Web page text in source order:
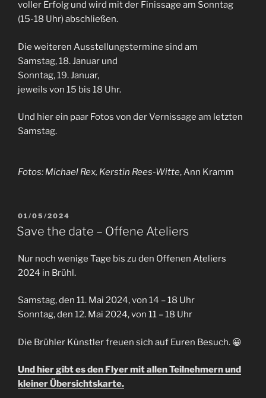
voller Erfolg und wird mit der Finissage am Sonntag
(15-18 Uhr) abschließen.
Die weiteren Ausstellungstermine sind am
Samstag, 18. Januar und
Sonntag, 19. Januar,
jeweils von 15 bis 18 Uhr.
Und hier ein paar Fotos von der Vernissage am letzten
Samstag.
Fotos: Michael Rex, Kerstin Rees-Witte, Ann Kramm
VERÖFFENTLICHT
AM
01/05/2024
Save the date – Offene Ateliers
Nur noch wenige Tage bis zu den Offenen Ateliers
2024 in Brühl.
Samstag, den 11. Mai 2024, von 14 – 18 Uhr
Sonntag, den 12. Mai 2024, von 11 – 18 Uhr
Die Brühler Künstler freuen sich auf Euren Besuch. 😀
Und hier gibt es den Flyer mit allen Teilnehmern und
kleiner Übersichtskarte.